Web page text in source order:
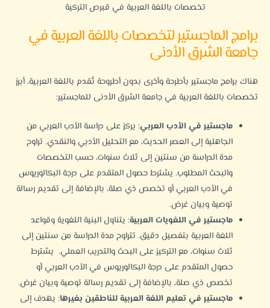
تخصصات باللغة العربية في قبرص التركية
برامج الماجستير لتخصصات باللغة العربية في
جامعة الشرق الأدنى
هناك برامج ماجستير بأطرحة وأخرى بدون أطروحة تُقدم باللغة العربية، أبرز
تخصصات باللغة العربية في جامعة الشرق الأدنى للماجستير:
ماجستير في الأدب العربي: يركز على دراسة الأدب العربي من
الجاهلية إلى العصر الحديث، مع التحليل الأدبي والنقدي. تراوح
مدة الدراسة من سنتين إلى ثلاث سنوات، حسب التخصصات
والبحث المطلوب. يشترط حصول المتقدم على درجة البكالوريوس
في الأدب العربي أو تخصص ذي صلة، بالإضافة إلى تقديم رسالة
توصية وبيان غرض.
ماجستير في اللغويات العربية: يتناول البنية اللغوية وقواعد
اللغة العربية بتفصيل دقيق. تتراوح مدة الدراسة من سنتين إلى
ثلاث سنوات، مع التركيز على البحث والتدريب العملي. يشترط
حصول المتقدم على درجة البكالوريوس في الأدب العربي أو
تخصص ذي صلة، بالإضافة إلى تقديم رسالة توصية وبيان غرض.
ماجستير في تعليم اللغة العربية للناطقين بغيرها: يهدف إلى